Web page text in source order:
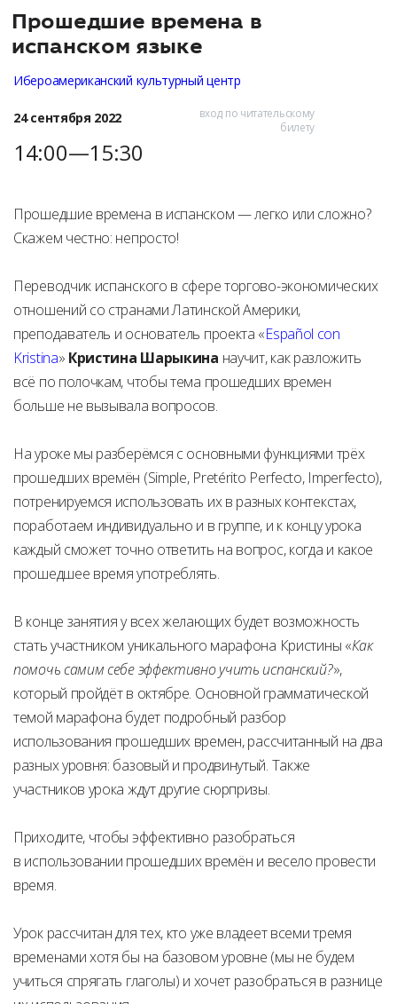
Прошедшие времена в
испанском языке
Ибероамериканский культурный центр
24 сентября 2022
14:00—15:30
вход по читательскому
билету
Прошедшие времена в испанском — легко или сложно?
Скажем честно: непросто!
Переводчик испанского в сфере торгово-экономических
отношений со странами Латинской Америки,
преподаватель и основатель проекта «Español con
Kristina» Кристина Шарыкина научит, как разложить
всё по полочкам, чтобы тема прошедших времен
больше не вызывала вопросов.
На уроке мы разберёмся с основными функциями трёх
прошедших времён (Simple, Pretérito Perfecto, Imperfecto),
потренируемся использовать их в разных контекстах,
поработаем индивидуально и в группе, и к концу урока
каждый сможет точно ответить на вопрос, когда и какое
прошедшее время употреблять.
В конце занятия у всех желающих будет возможность
стать участником уникального марафона Кристины «Как
помочь самим себе эффективно учить испанский?»,
который пройдёт в октябре. Основной грамматической
темой марафона будет подробный разбор
использования прошедших времен, рассчитанный на два
разных уровня: базовый и продвинутый. Также
участников урока ждут другие сюрпризы.
Приходите, чтобы эффективно разобраться
в использовании прошедших времён и весело провести
время.
Урок рассчитан для тех, кто уже владеет всеми тремя
временами хотя бы на базовом уровне (мы не будем
учиться спрягать глаголы) и хочет разобраться в разнице